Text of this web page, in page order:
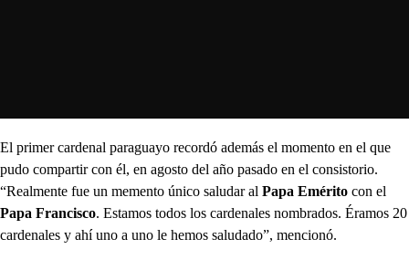
El primer cardenal paraguayo recordó además el momento en el que
pudo compartir con él, en agosto del año pasado en el consistorio.
“Realmente fue un memento único saludar al Papa Emérito con el
Papa Francisco. Estamos todos los cardenales nombrados. Éramos 20
cardenales y ahí uno a uno le hemos saludado”, mencionó.